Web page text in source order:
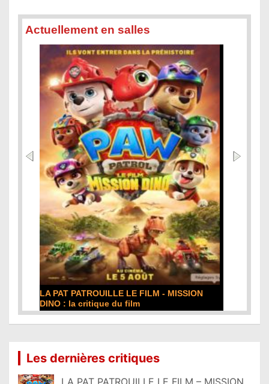
Actuellement en salles
LA PAT PATROUILLE LE FILM - MISSION
DINO : la critique du film
Les dernières critiques